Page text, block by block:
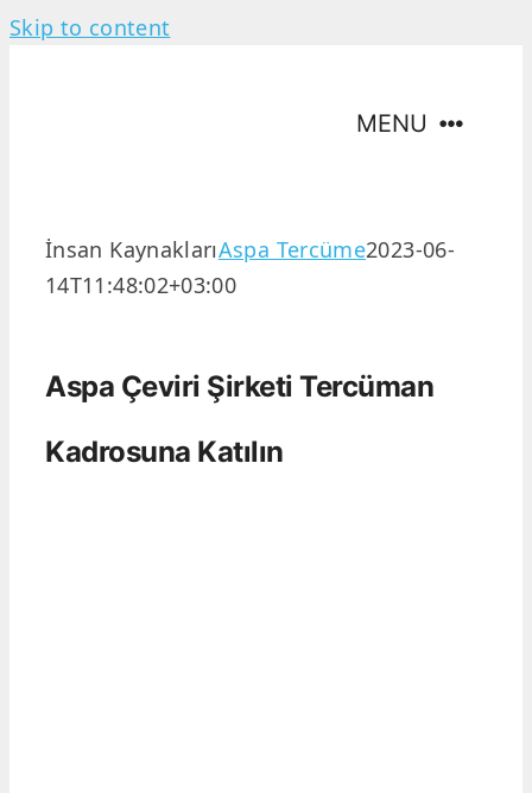
Skip to content
MENU
Tercüme Dilleri
İnsan KaynaklarıAspa Tercüme2023-06-
14T11:48:02+03:00
Aspa Çeviri Şirketi Tercüman
Kadrosuna Katılın